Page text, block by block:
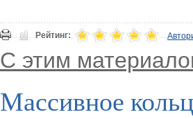
Рейтинг:
С этим
Массивное